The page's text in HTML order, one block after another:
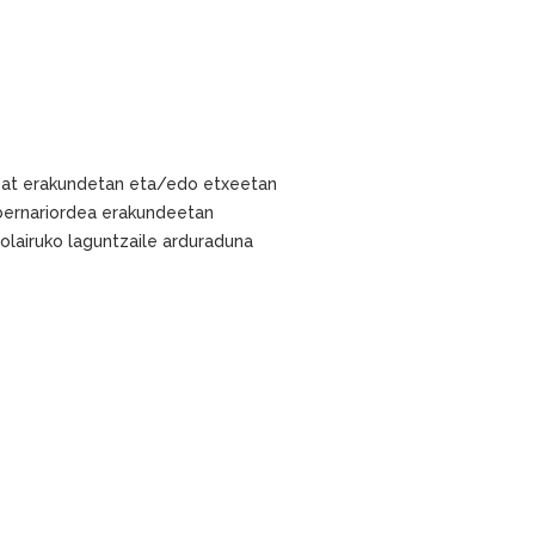
erakundetan eta/edo etxeetan
erakundeetan
laguntzaile arduraduna